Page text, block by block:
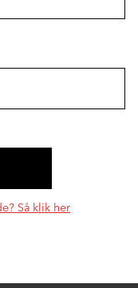
Så klik her